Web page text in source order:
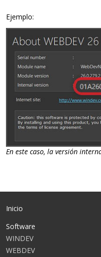
Ejemplo:
En este caso, la versión
Inicio
Software
WINDEV
WEBDEV